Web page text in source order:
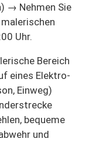
→ Nehmen Sie
Uhr.
Bereich
eines Elektro-
Einweg)
bequeme
und